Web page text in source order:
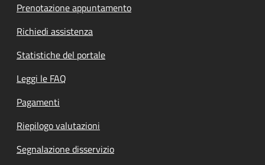
Prenotazione appuntamento
Richiedi assistenza
Statistiche del portale
Leggi le FAQ
Pagamenti
Riepilogo valutazioni
Segnalazione disservizio